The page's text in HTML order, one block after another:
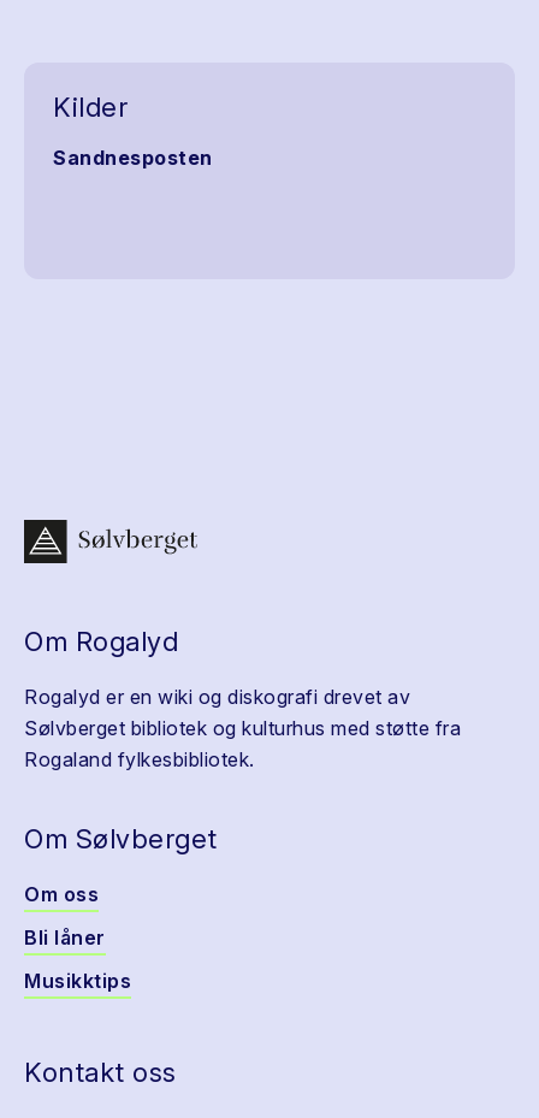
Kilder
Sandnesposten
Om Rogalyd
Rogalyd er en wiki og diskografi drevet av
Sølvberget bibliotek og kulturhus med støtte fra
Rogaland fylkesbibliotek.
Om Sølvberget
Om oss
Bli låner
Musikktips
Kontakt oss